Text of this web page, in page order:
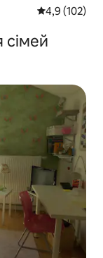
Середня
4,9 (102)